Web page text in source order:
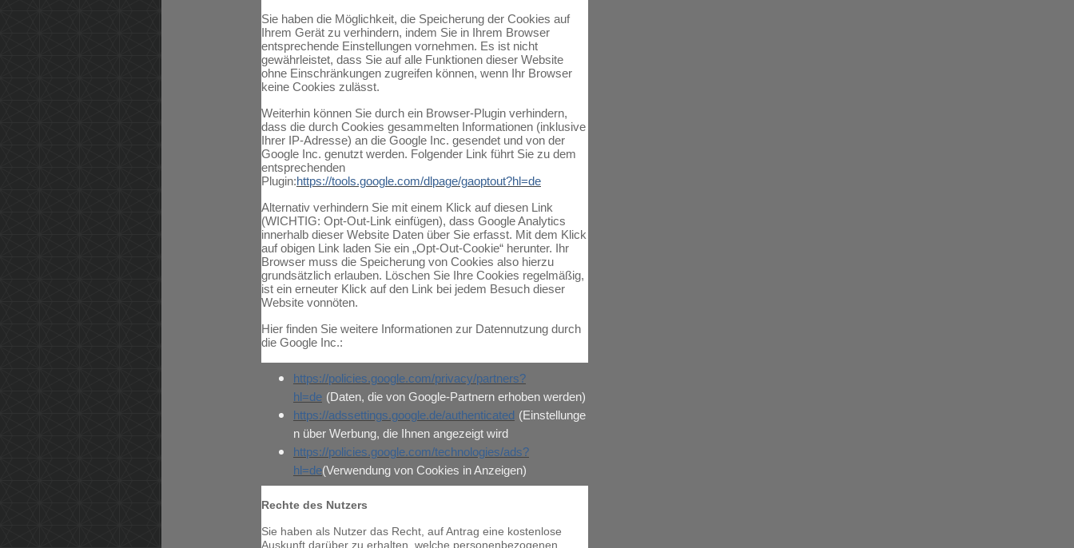
Sie haben die Möglichkeit, die Speicherung der Cookies auf
Ihrem Gerät zu verhindern, indem Sie in Ihrem Browser
entsprechende Einstellungen vornehmen. Es ist nicht
gewährleistet, dass Sie auf alle Funktionen dieser Website
ohne Einschränkungen zugreifen können, wenn Ihr Browser
keine Cookies zulässt.
Weiterhin können Sie durch ein Browser-Plugin verhindern,
dass die durch Cookies gesammelten Informationen (inklusive
Ihrer IP-Adresse) an die Google Inc. gesendet und von der
Google Inc. genutzt werden. Folgender Link führt Sie zu dem
entsprechenden
Plugin:https://tools.google.com/dlpage/gaoptout?hl=de
Alternativ verhindern Sie mit einem Klick auf diesen Link
(WICHTIG: Opt-Out-Link einfügen), dass Google Analytics
innerhalb dieser Website Daten über Sie erfasst. Mit dem Klick
auf obigen Link laden Sie ein „Opt-Out-Cookie“ herunter. Ihr
Browser muss die Speicherung von Cookies also hierzu
grundsätzlich erlauben. Löschen Sie Ihre Cookies regelmäßig,
ist ein erneuter Klick auf den Link bei jedem Besuch dieser
Website vonnöten.
Hier finden Sie weitere Informationen zur Datennutzung durch
die Google Inc.:
https://policies.google.com/privacy/partners?
hl=de (Daten, die von Google-Partnern erhoben werden)
https://adssettings.google.de/authenticated (Einstellunge
n über Werbung, die Ihnen angezeigt wird
https://policies.google.com/technologies/ads?
hl=de(Verwendung von Cookies in Anzeigen)
Rechte des Nutzers
Sie haben als Nutzer das Recht, auf Antrag eine kostenlose
Auskunft darüber zu erhalten, welche personenbezogenen